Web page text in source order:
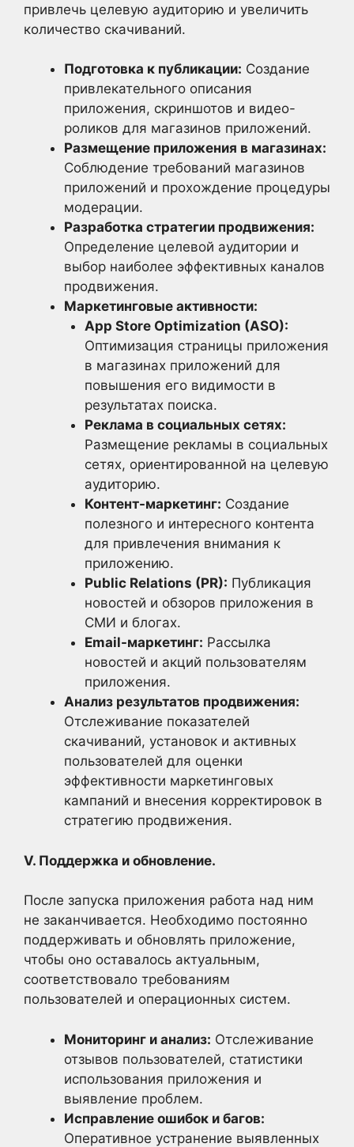
привлечь целевую аудиторию и увеличить
количество скачиваний.
Подготовка к публикации: Создание
привлекательного описания
приложения, скриншотов и видео-
роликов для магазинов приложений.
Размещение приложения в магазинах:
Соблюдение требований магазинов
приложений и прохождение процедуры
модерации.
Разработка стратегии продвижения:
Определение целевой аудитории и
выбор наиболее эффективных каналов
продвижения.
Маркетинговые активности:
App Store Optimization (ASO):
Оптимизация страницы приложения
в магазинах приложений для
повышения его видимости в
результатах поиска.
Реклама в социальных сетях:
Размещение рекламы в социальных
сетях, ориентированной на целевую
аудиторию.
Контент-маркетинг: Создание
полезного и интересного контента
для привлечения внимания к
приложению.
Public Relations (PR): Публикация
новостей и обзоров приложения в
СМИ и блогах.
Email-маркетинг: Рассылка
новостей и акций пользователям
приложения.
Анализ результатов продвижения:
Отслеживание показателей
скачиваний, установок и активных
пользователей для оценки
эффективности маркетинговых
кампаний и внесения корректировок в
стратегию продвижения.
V. Поддержка и обновление.
После запуска приложения работа над ним
не заканчивается. Необходимо постоянно
поддерживать и обновлять приложение,
чтобы оно оставалось актуальным,
соответствовало требованиям
пользователей и операционных систем.
Мониторинг и анализ: Отслеживание
отзывов пользователей, статистики
использования приложения и
выявление проблем.
Исправление ошибок и багов:
Оперативное устранение выявленных